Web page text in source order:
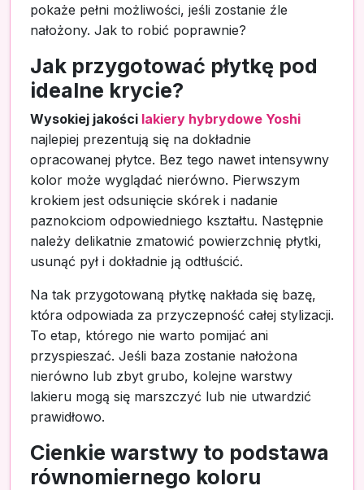
pokaże pełni możliwości, jeśli zostanie źle
nałożony. Jak to robić poprawnie?
Jak przygotować płytkę pod
idealne krycie?
Wysokiej jakości lakiery hybrydowe Yoshi
najlepiej prezentują się na dokładnie
opracowanej płytce. Bez tego nawet intensywny
kolor może wyglądać nierówno. Pierwszym
krokiem jest odsunięcie skórek i nadanie
paznokciom odpowiedniego kształtu. Następnie
należy delikatnie zmatowić powierzchnię płytki,
usunąć pył i dokładnie ją odtłuścić.
Na tak przygotowaną płytkę nakłada się bazę,
która odpowiada za przyczepność całej stylizacji.
To etap, którego nie warto pomijać ani
przyspieszać. Jeśli baza zostanie nałożona
nierówno lub zbyt grubo, kolejne warstwy
lakieru mogą się marszczyć lub nie utwardzić
prawidłowo.
Cienkie warstwy to podstawa
równomiernego koloru